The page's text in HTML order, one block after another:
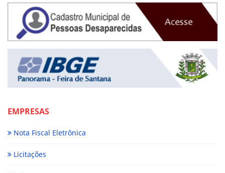
EMPRESAS
Nota Fiscal Eletrônica
Licitações